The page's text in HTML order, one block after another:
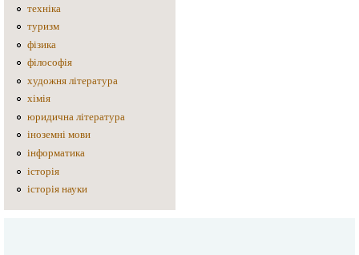
техніка
туризм
фізика
філософія
художня література
хімія
юридична література
іноземні мови
інформатика
історія
історія науки